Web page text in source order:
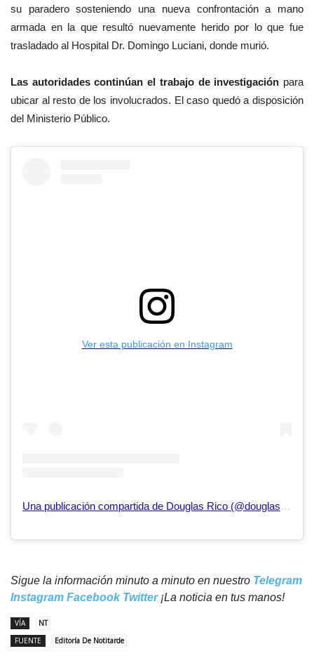
su paradero sosteniendo una nueva confrontación a mano
armada en la que resultó nuevamente herido por lo que fue
trasladado al Hospital Dr. Domingo Luciani, donde murió.
Las autoridades continúan el trabajo de investigación para
ubicar al resto de los involucrados. El caso quedó a disposición
del Ministerio Público.
Ver esta publicación en Instagram
Una publicación compartida de Douglas Rico (@douglasricovzla)
Sigue la información minuto a minuto en nuestro Telegram
Instagram Facebook Twitter¡La noticia en tus manos!
VÍA
NT
FUENTE
Editoría De Notitarde